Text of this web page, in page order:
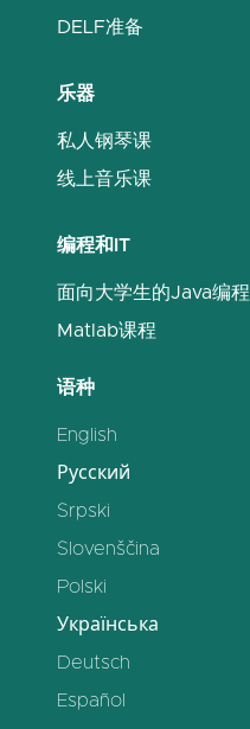
DELF准备
乐器
私人钢琴课
线上音乐课
编程和IT
面向大学生的Java编程
Matlab课程
语种
English
Русский
Srpski
Slovenščina
Polski
Українська
Deutsch
Español